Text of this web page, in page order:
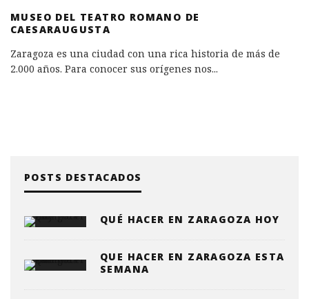
MUSEO DEL TEATRO ROMANO DE
CAESARAUGUSTA
Zaragoza es una ciudad con una rica historia de más de
2.000 años. Para conocer sus orígenes nos...
POSTS DESTACADOS
QUÉ HACER EN ZARAGOZA HOY
QUE HACER EN ZARAGOZA ESTA
SEMANA